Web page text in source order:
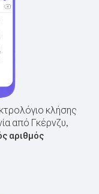
κλήσης
από Γκέρνζυ,
αριθμός